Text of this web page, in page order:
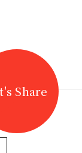
Share